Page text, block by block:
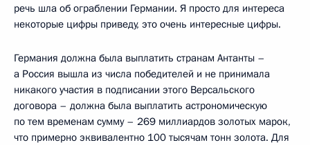
речь шла об ограблении Германии. Я просто для интереса
некоторые цифры приведу, это очень интересные цифры.
Германия должна была выплатить странам Антанты –
а Россия вышла из числа победителей и не принимала
никакого участия в подписании этого Версальского
договора – должна была выплатить астрономическую
по тем временам сумму – 269 миллиардов золотых марок,
что примерно эквивалентно 100 тысячам тонн золота. Для